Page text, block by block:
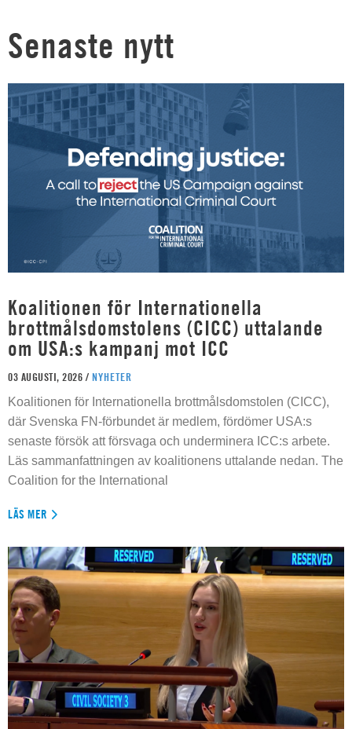
Senaste nytt
Koalitionen för Internationella
brottmålsdomstolens (CICC) uttalande
om USA:s kampanj mot ICC
03 AUGUSTI, 2026 / NYHETER
Koalitionen för Internationella brottmålsdomstolen (CICC),
där Svenska FN-förbundet är medlem, fördömer USA:s
senaste försök att försvaga och underminera ICC:s arbete.
Läs sammanfattningen av koalitionens uttalande nedan. The
Coalition for the International
LÄS MER